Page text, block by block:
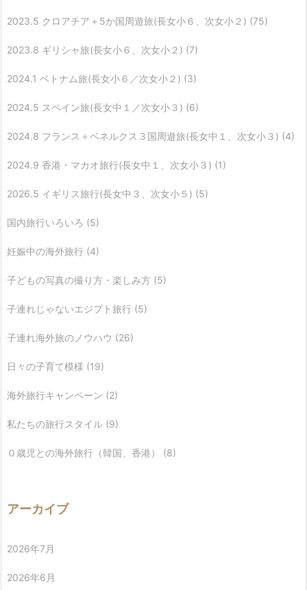
2023.5 クロアチア＋5か国周遊旅(長女小６、次女小２) (75)
2023.8 ギリシャ旅(長女小６、次女小２) (7)
2024.1 ベトナム旅(長女小６／次女小２) (3)
2024.5 スペイン旅(長女中１／次女小３) (6)
2024.8 フランス＋ベネルクス３国周遊旅(長女中１、次女小３) (4)
2024.9 香港・マカオ旅行(長女中１、次女小３) (1)
2026.5 イギリス旅行(長女中３、次女小５) (5)
国内旅行いろいろ (5)
妊娠中の海外旅行 (4)
子どもの写真の撮り方・楽しみ方 (5)
子連れじゃないエジプト旅行 (5)
子連れ海外旅のノウハウ (26)
日々の子育て模様 (19)
海外旅行キャンペーン (2)
私たちの旅行スタイル (9)
０歳児との海外旅行（韓国、香港） (8)
アーカイブ
2026年7月
2026年6月